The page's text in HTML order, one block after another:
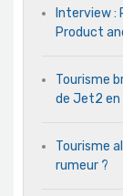
Interview :
Product
Tourisme
de Jet2 en
Tourisme
rumeur ?